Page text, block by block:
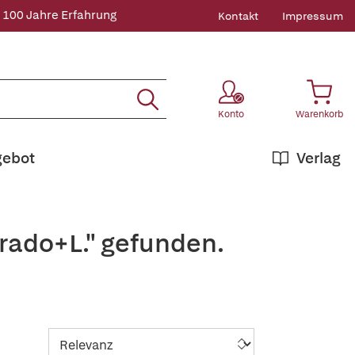
100 Jahre Erfahrung Kontakt Impressum
Konto Warenkorb
Verlag
gefunden.